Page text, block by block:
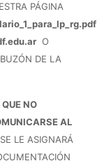
PÁGINA
O
DE LA
QUE NO
AL
LE ASIGNARÁ